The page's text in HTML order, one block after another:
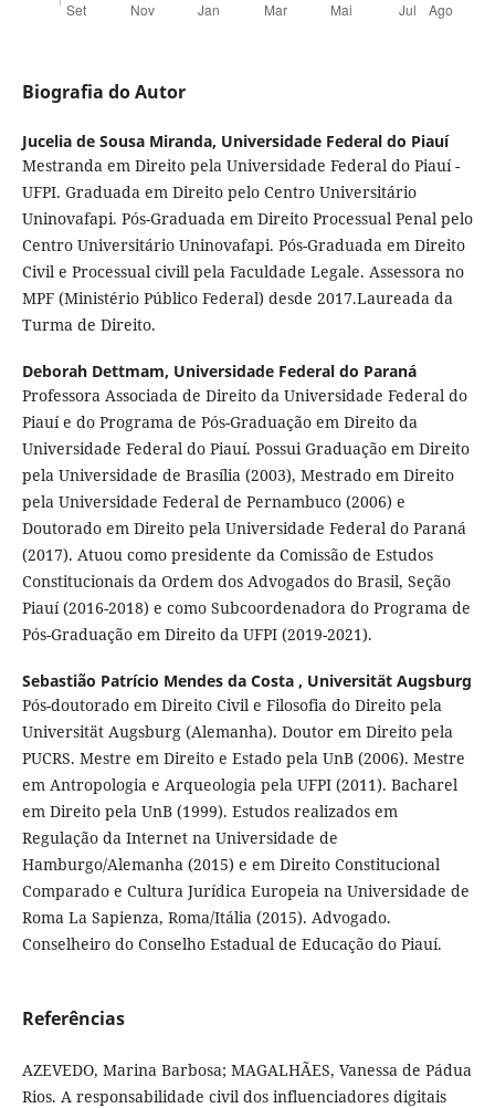
Biografia do Autor
Jucelia de Sousa Miranda, Universidade Federal do Piauí
Mestranda em Direito pela Universidade Federal do Piauí -
UFPI. Graduada em Direito pelo Centro Universitário
Uninovafapi. Pós-Graduada em Direito Processual Penal pelo
Centro Universitário Uninovafapi. Pós-Graduada em Direito
Civil e Processual civill pela Faculdade Legale. Assessora no
MPF (Ministério Público Federal) desde 2017.Laureada da
Turma de Direito.
Deborah Dettmam, Universidade Federal do Paraná
Professora Associada de Direito da Universidade Federal do
Piauí e do Programa de Pós-Graduação em Direito da
Universidade Federal do Piauí. Possui Graduação em Direito
pela Universidade de Brasília (2003), Mestrado em Direito
pela Universidade Federal de Pernambuco (2006) e
Doutorado em Direito pela Universidade Federal do Paraná
(2017). Atuou como presidente da Comissão de Estudos
Constitucionais da Ordem dos Advogados do Brasil, Seção
Piauí (2016-2018) e como Subcoordenadora do Programa de
Pós-Graduação em Direito da UFPI (2019-2021).
Sebastião Patrício Mendes da Costa , Universität Augsburg
Pós-doutorado em Direito Civil e Filosofia do Direito pela
Universität Augsburg (Alemanha). Doutor em Direito pela
PUCRS. Mestre em Direito e Estado pela UnB (2006). Mestre
em Antropologia e Arqueologia pela UFPI (2011). Bacharel
em Direito pela UnB (1999). Estudos realizados em
Regulação da Internet na Universidade de
Hamburgo/Alemanha (2015) e em Direito Constitucional
Comparado e Cultura Jurídica Europeia na Universidade de
Roma La Sapienza, Roma/Itália (2015). Advogado.
Conselheiro do Conselho Estadual de Educação do Piauí.
Referências
AZEVEDO, Marina Barbosa; MAGALHÃES, Vanessa de Pádua
Rios. A responsabilidade civil dos influenciadores digitais